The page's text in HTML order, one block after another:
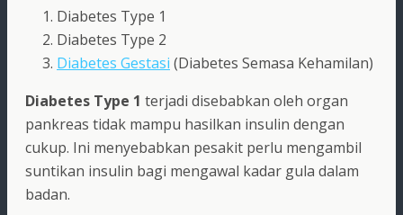
Diabetes Type 1
Diabetes Type 2
Diabetes Gestasi (Diabetes Semasa Kehamilan)
Diabetes Type 1 terjadi disebabkan oleh organ
pankreas tidak mampu hasilkan insulin dengan
cukup. Ini menyebabkan pesakit perlu mengambil
suntikan insulin bagi mengawal kadar gula dalam
badan.